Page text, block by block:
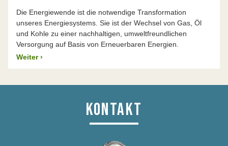
Die Energiewende ist die notwendige Transformation
unseres Energiesystems. Sie ist der Wechsel von Gas, Öl
und Kohle zu einer nachhaltigen, umweltfreundlichen
Versorgung auf Basis von Erneuerbaren Energien.
Weiter ›
KONTAKT